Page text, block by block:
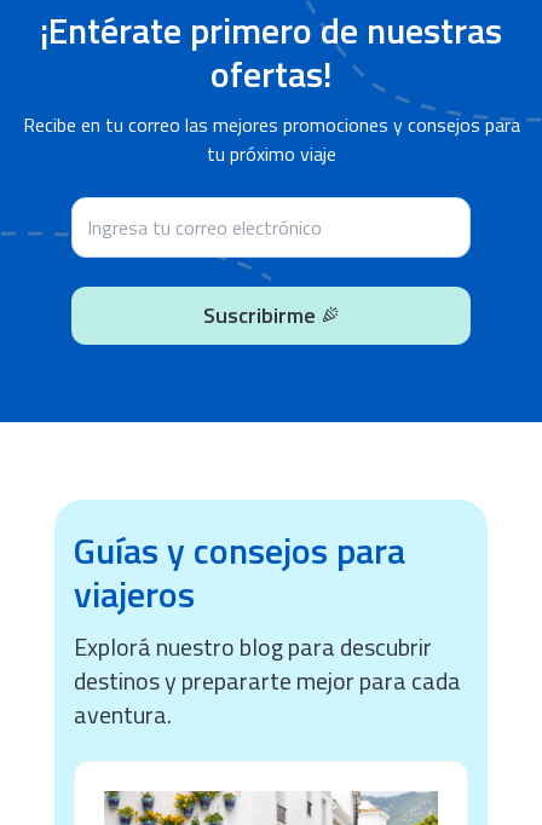
¡Entérate primero de nuestras
ofertas!
Recibe en tu correo las mejores promociones y consejos para
tu próximo viaje
Suscribirme
Guías y consejos para
viajeros
Explorá nuestro blog para descubrir
destinos y prepararte mejor para cada
aventura.